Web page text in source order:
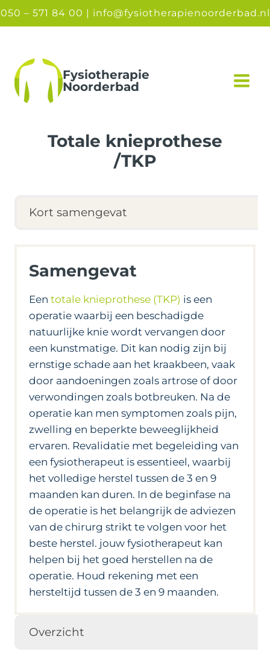
Doorgaan
naar
050 – 571 84 00 | info@fysiotherapienoorderbad.nl
Fysiotherapie
Noorderbad
Totale knieprothese
/TKP
Kort samengevat
Samengevat
Een totale knieprothese (TKP) is een
operatie waarbij een beschadigde
natuurlijke knie wordt vervangen door
een kunstmatige. Dit kan nodig zijn bij
ernstige schade aan het kraakbeen, vaak
door aandoeningen zoals artrose of door
verwondingen zoals botbreuken. Na de
operatie kan men symptomen zoals pijn,
zwelling en beperkte beweeglijkheid
ervaren. Revalidatie met begeleiding van
een fysiotherapeut is essentieel, waarbij
het volledige herstel tussen de 3 en 9
maanden kan duren. In de beginfase na
de operatie is het belangrijk de adviezen
van de chirurg strikt te volgen voor het
beste herstel. jouw fysiotherapeut kan
helpen bij het goed herstellen na de
operatie. Houd rekening met een
hersteltijd tussen de 3 en 9 maanden.
Overzicht